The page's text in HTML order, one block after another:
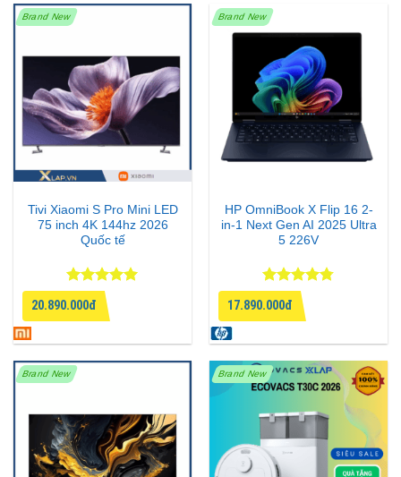
Brand New
Tivi Xiaomi S Pro Mini LED
75 inch 4K 144hz 2026
Quốc tế
Được xếp
hạng
55
sao
20.890.000đ
Brand New
HP OmniBook X Flip 16 2-
in-1 Next Gen AI 2025 Ultra
5 226V
Được xếp
hạng
4.75
5 sao
17.890.000đ
Brand New Brand New